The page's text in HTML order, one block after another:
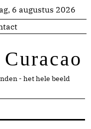
6 augustus 2026
- het hele beeld